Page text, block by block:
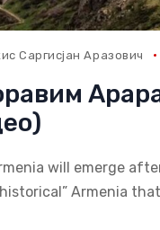
Саргисјан Аразович
will emerge
Armenia